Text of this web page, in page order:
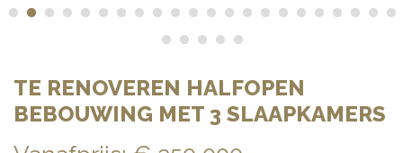
TE RENOVEREN HALFOPEN
BEBOUWING MET 3 SLAAPKAMERS